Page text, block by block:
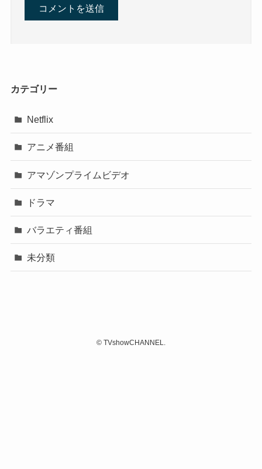
カテゴリー
Netflix
アニメ番組
アマゾンプライムビデオ
ドラマ
バラエティ番組
未分類
© TVshowCHANNEL.